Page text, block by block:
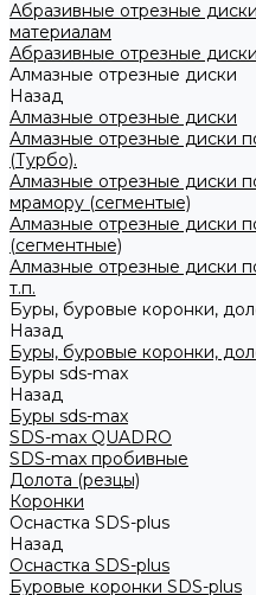
Абразивные отрезные
материалам
Абразивные отрезные
Алмазные отрезные диски
Назад
Алмазные отрезные диски
Алмазные отрезные диски
(Турбо).
Алмазные отрезные диски
мрамору (сегментые)
Алмазные отрезные диски
(сегментные)
Алмазные отрезные диски
т.п.
Буры, буровые коронки,
Назад
Буры, буровые коронки,
Буры sds-max
Назад
Буры sds-max
SDS-max QUADRO
SDS-max пробивные
Долота (резцы)
Коронки
Оснастка SDS-plus
Назад
Оснастка SDS-plus
Буровые коронки SDS-plus